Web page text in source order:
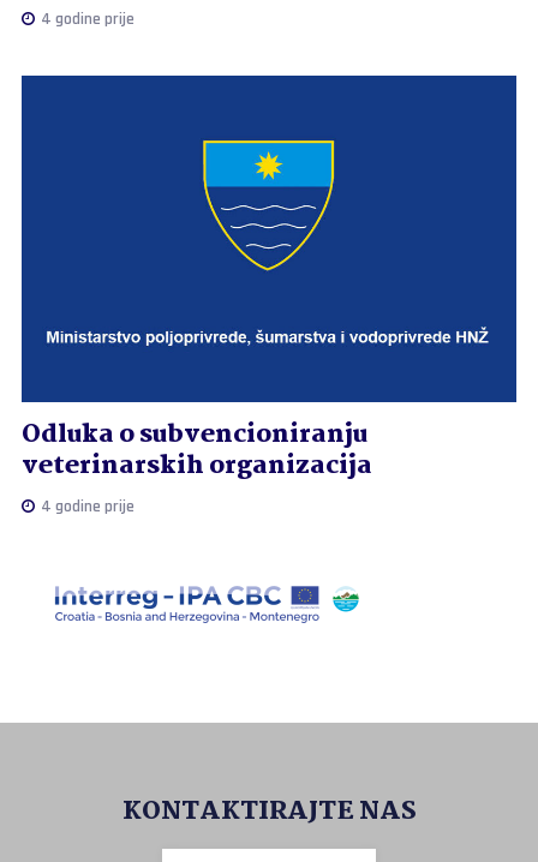
4 godine prije
Odluka o subvencioniranju
veterinarskih organizacija
4 godine prije
KONTAKTIRAJTE NAS